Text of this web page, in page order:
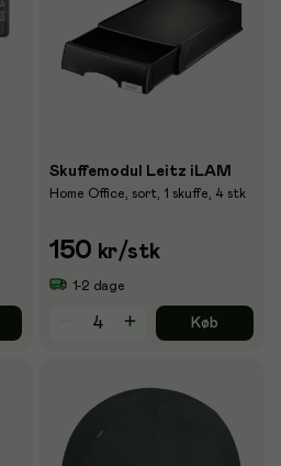
Skuffemodul Leitz iLAM
Home Office, sort, 1 skuffe, 4 stk
150 kr/stk
1-2 dage
Køb